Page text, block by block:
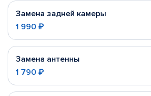
Замена задней камеры
1 990 ₽
Замена антенны
1 790 ₽